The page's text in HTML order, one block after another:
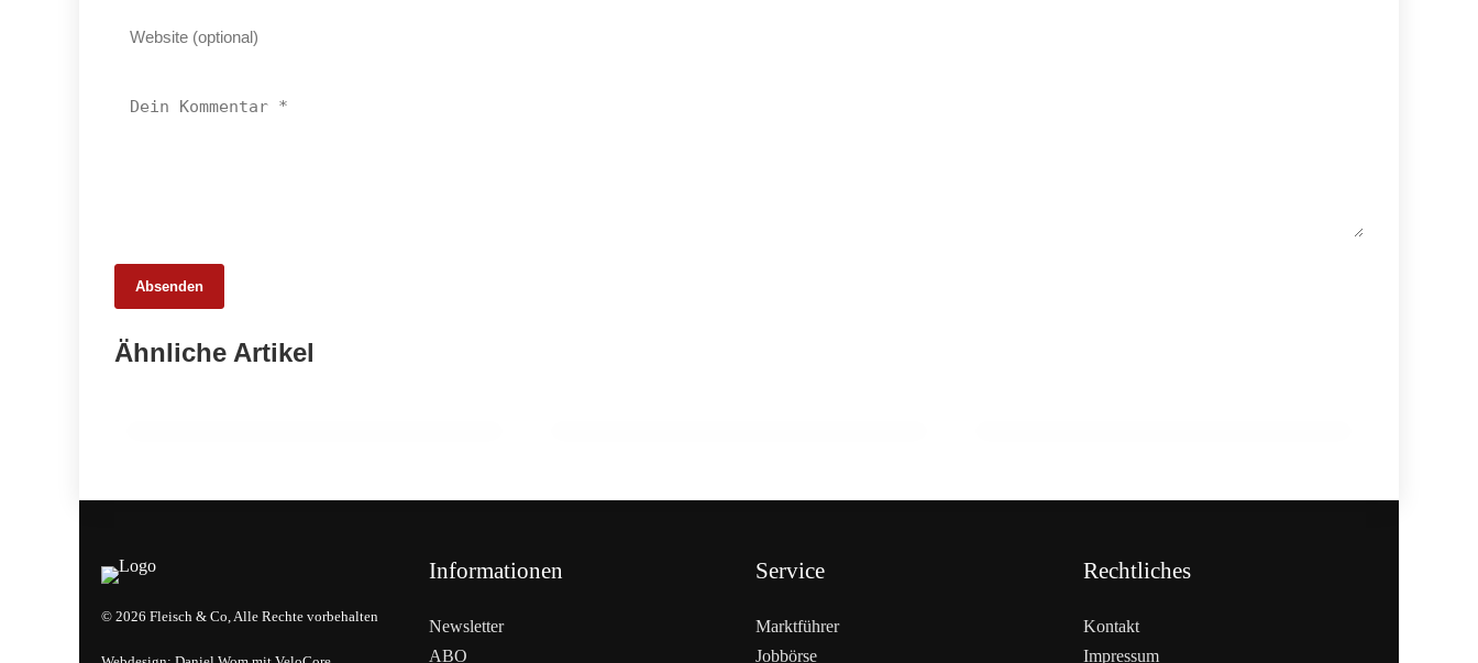
Absenden
Ähnliche Artikel
Ehrpfennig für Kärntner
© 2026 Fleisch & Co, Alle Rechte vorbehalten
Informationen
Newsletter
ABO
Service
Marktführer
Jobbörse
Rechtliches
Kontakt
Impressum